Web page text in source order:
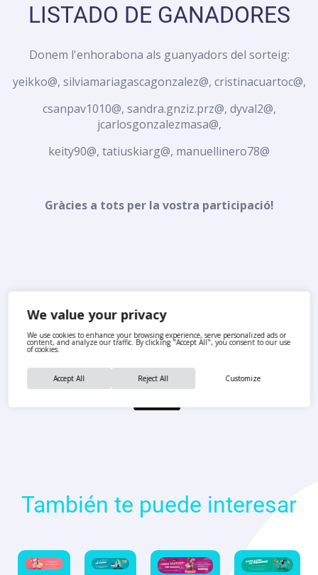
We value your privacy
We use cookies to enhance your browsing experience, serve personalized ads or
content, and analyze our traffic. By clicking "Accept All", you consent to our use
of cookies.
Customize
Reject All
Accept All
LISTADO DE GANADORES
Donem l'enhorabona als guanyadors del sorteig:
yeikko@, silviamariagascagonzalez@, cristinacuartoc@,
csanpav1010@, sandra.gnziz.prz@, dyval2@,
jcarlosgonzalezmasa@,
keity90@, tatiuskiarg@, manuellinero78@
Gràcies a tots per la vostra participació!
También te puede interesar